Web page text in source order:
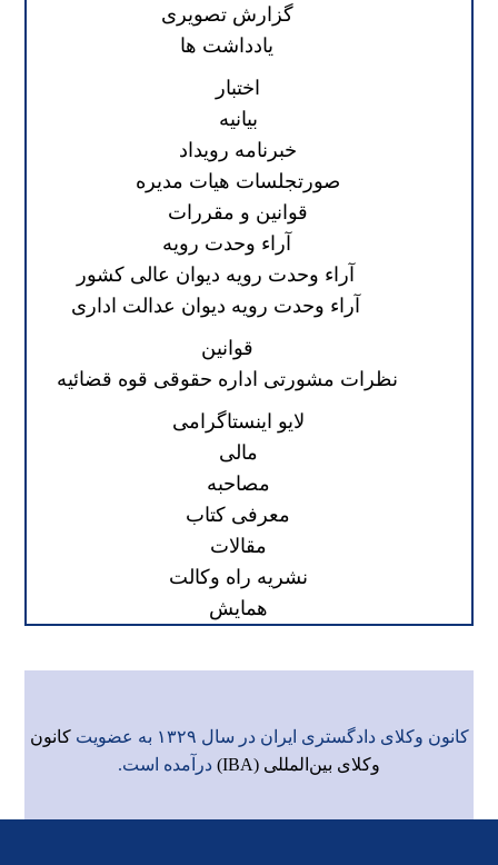
گزارش تصویری
یادداشت ها
اختبار
بیانیه
خبرنامه رویداد
صورتجلسات هیات مدیره
قوانین و مقررات
آراء وحدت رویه
آراء وحدت رویه دیوان عالی کشور
آراء وحدت رویه دیوان عدالت اداری
قوانین
نظرات مشورتی اداره حقوقی قوه قضائیه
لایو اینستاگرامی
مالی
مصاحبه
معرفی کتاب
مقالات
نشریه راه وکالت
همایش
کانون وکلای دادگستری ایران در سال ۱۳۲۹ به عضویت
کانون
وکلای بین‌المللی (IBA)
درآمده است.